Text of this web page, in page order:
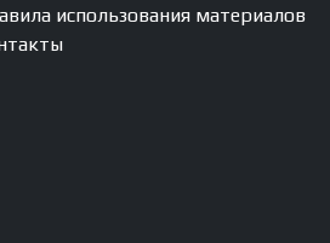
использования материалов